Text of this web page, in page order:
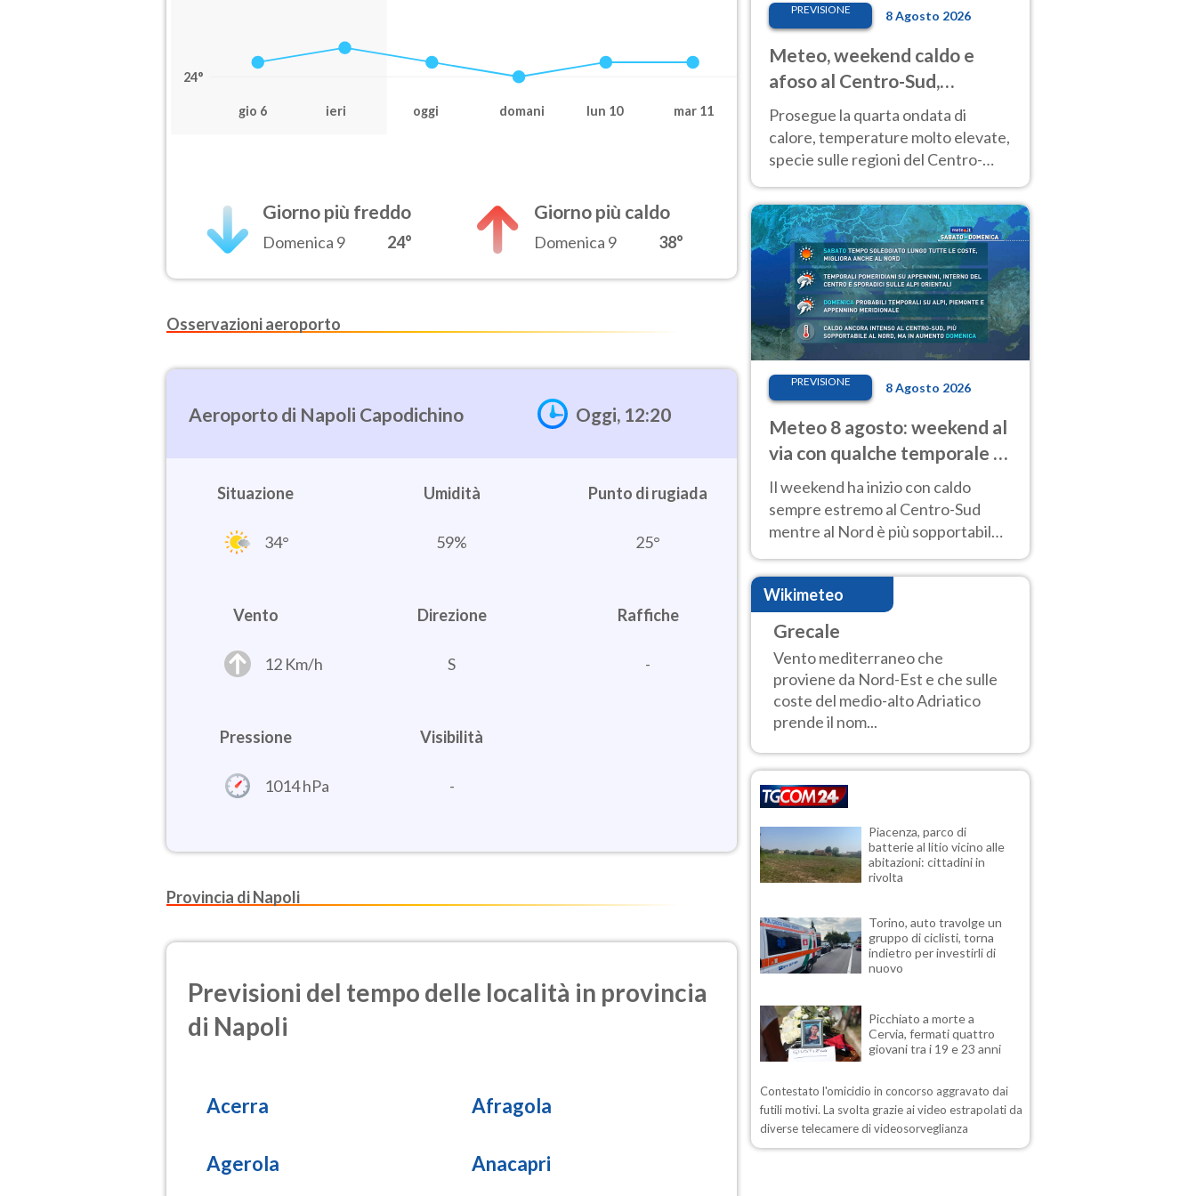
24°
gio 6 ieri oggi domani lun 10 mar 11
Giorno più freddo
Domenica 9 24°
Giorno più caldo
Domenica 9 38°
Osservazioni aeroporto
Napoli Capodichino Oggi, 12:20
Situazione
34°
Umidità
59% 25°
Vento
12 Km/h
Direzione
S
Raffiche
-
Pressione
1014 hPa
Visibilità
-
Provincia di Napoli
Previsioni del tempo delle località in provincia
di Napoli
Acerra Afragola
Agerola Anacapri
PREVISIONE 8 Agosto 2026
Meteo, weekend caldo e
afoso al Centro-Sud,
temporali sui rilievi
Prosegue la quarta ondata di
calore, temperature molto elevate,
specie sulle regioni del Centro-
aree montuose
PREVISIONE 8 Agosto 2026
Meteo 8 agosto: weekend al
via con qualche temporale e
caldo estremo al Centro-Sud
Il weekend ha inizio con caldo
sempre estremo al Centro-Sud
mentre al Nord è più sopportabile
fino a domenica 9. Temporali di
calore sui rilievi.
Wikimeteo
Grecale
Vento mediterraneo che
proviene da Nord-Est e che sulle
coste del medio-alto Adriatico
prende il nom...
Piacenza, parco di
batterie al litio vicino alle
abitazioni: cittadini in
rivolta
Torino, auto travolge un
gruppo di ciclisti, torna
indietro per investirli di
nuovo
Picchiato a morte a
Cervia, fermati quattro
giovani tra i 19 e 23 anni
Contestato l'omicidio in concorso aggravato dai
futili motivi. La svolta grazie ai video estrapolati da
diverse telecamere di videosorveglianza